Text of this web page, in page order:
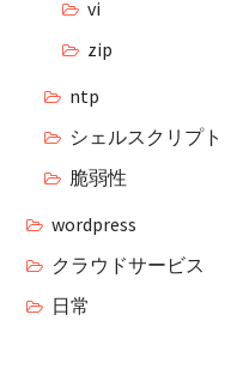
vi
zip
ntp
シェルスクリプト
脆弱性
wordpress
クラウドサービス
日常